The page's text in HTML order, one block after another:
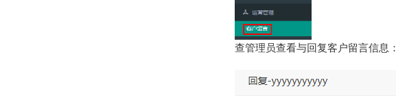
查管理员查看与回复客户留言信息：